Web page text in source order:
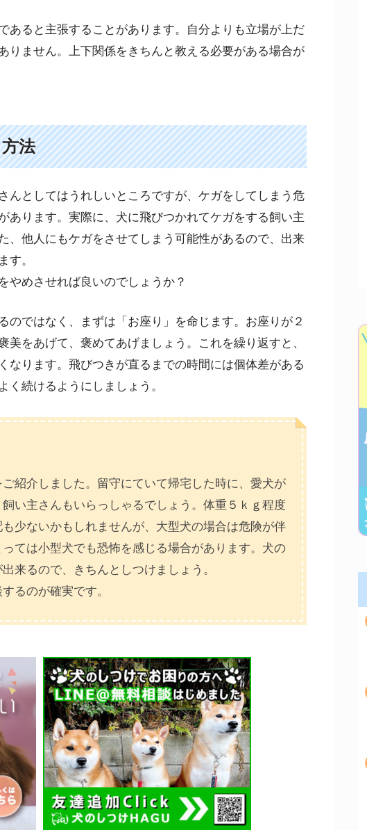
あると主張することがあります。自分よりも立場が上だ
りません。上下関係をきちんと教える必要がある場合が
法
んとしてはうれしいところですが、ケガをしてしまう危
あります。実際に、犬に飛びつかれてケガをする飼い主
、他人にもケガをさせてしまう可能性があるので、出来
す。
やめさせれば良いのでしょうか？
のではなく、まずは「お座り」を命じます。お座りが２
美をあげて、褒めてあげましょう。これを繰り返すと、
なります。飛びつきが直るまでの時間には個体差がある
く続けるようにしましょう。
紹介しました。留守にていて帰宅した時に、愛犬が
い主さんもいらっしゃるでしょう。体重５ｋｇ程度
少ないかもしれませんが、大型犬の場合は危険が伴
ては小型犬でも恐怖を感じる場合があります。犬の
来るので、きちんとしつけましょう。
るのが確実です。